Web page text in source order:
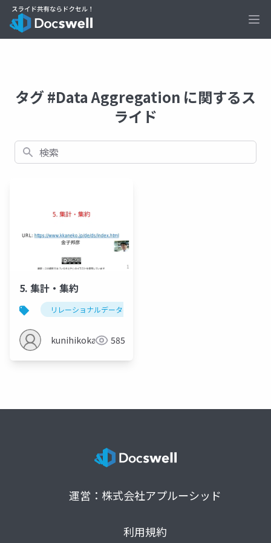
タグ #Data Aggregation に関するス
ライド
検索
5. 集計・集約
リレーショナルデータベース
kunihikokaneko585
運営：株式会社アプルーシッド
利用規約